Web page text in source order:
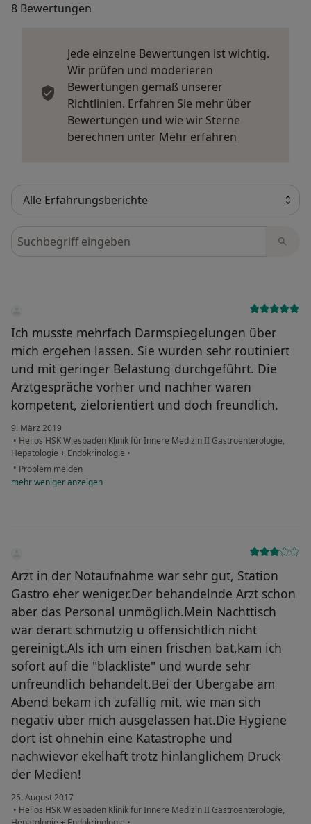
8 Bewertungen
Jede einzelne Bewertungen ist wichtig.
Wir prüfen und moderieren
Bewertungen gemäß unserer
Richtlinien. Erfahren Sie mehr über
Bewertungen und wie wir Sterne
berechnen unter Mehr erfahren
Bewertungen durchsuchen
Ich musste mehrfach Darmspiegelungen über
mich ergehen lassen. Sie wurden sehr routiniert
und mit geringer Belastung durchgeführt. Die
Arztgespräche vorher und nachher waren
kompetent, zielorientiert und doch freundlich.
9. März 2019
• Helios HSK Wiesbaden Klinik für Innere Medizin II Gastroenterologie,
Hepatologie + Endokrinologie •
• Problem melden
mehrwenigeranzeigen
Arzt in der Notaufnahme war sehr gut, Station
Gastro eher weniger.Der behandelnde Arzt schon
aber das Personal unmöglich.Mein Nachttisch
war derart schmutzig u offensichtlich nicht
gereinigt.Als ich um einen frischen bat,kam ich
sofort auf die "blackliste" und wurde sehr
unfreundlich behandelt.Bei der Übergabe am
Abend bekam ich zufällig mit, wie man sich
negativ über mich ausgelassen hat.Die Hygiene
dort ist ohnehin eine Katastrophe und
nachwievor ekelhaft trotz hinlänglichem Druck
der Medien!
25. August 2017
• Helios HSK Wiesbaden Klinik für Innere Medizin II Gastroenterologie,